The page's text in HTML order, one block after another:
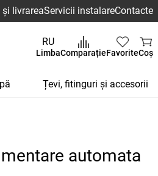
și livrareaServicii instalareContacte
RU
LimbaComparațieFavoriteCoș
Țevi, fitinguri și accesorii
automata